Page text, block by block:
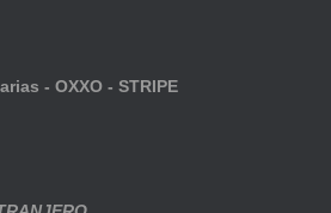
- OXXO - STRIPE